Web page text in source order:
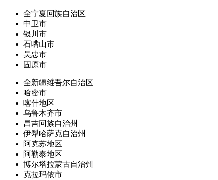
全宁夏回族自治区
中卫市
银川市
石嘴山市
吴忠市
固原市
全新疆维吾尔自治区
哈密市
喀什地区
乌鲁木齐市
昌吉回族自治州
伊犁哈萨克自治州
阿克苏地区
阿勒泰地区
博尔塔拉蒙古自治州
克拉玛依市